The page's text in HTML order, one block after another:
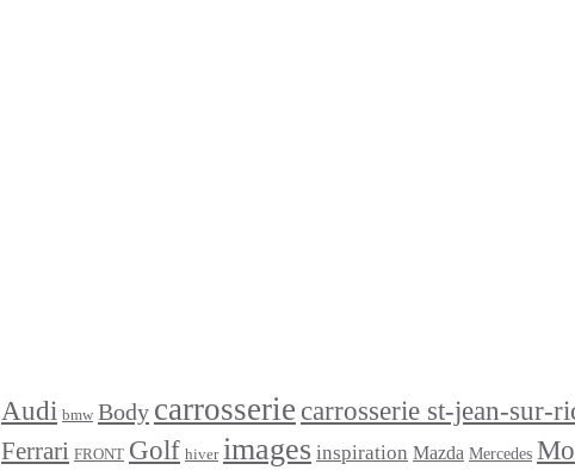
Audi bmw Body carrosserie carrosserie st-jean-sur-
Ferrari FRONT Golf hiver images inspiration Mazda Mercedes